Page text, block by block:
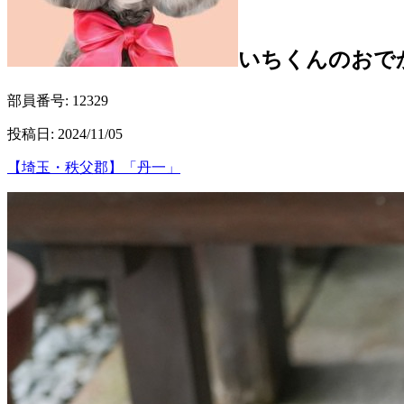
いちくんのおで
部員番号: 12329
投稿日: 2024/11/05
【埼玉・秩父郡】「丹一」